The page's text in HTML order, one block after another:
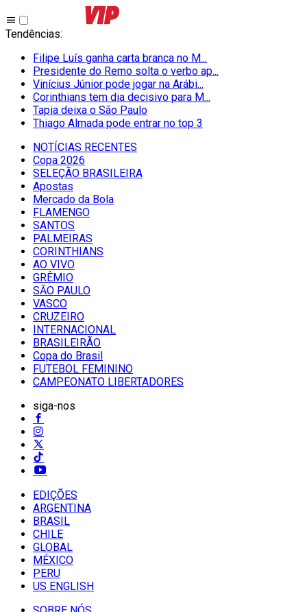
Tendências:
Filipe Luís ganha carta branca no M...
Presidente do Remo solta o verbo ap...
Vinícius Júnior pode jogar na Arábi...
Corinthians tem dia decisivo para M...
Tapia deixa o São Paulo
Thiago Almada pode entrar no top 3
NOTÍCIAS RECENTES
Copa 2026
SELEÇÃO BRASILEIRA
Apostas
Mercado da Bola
FLAMENGO
SANTOS
PALMEIRAS
CORINTHIANS
AO VIVO
GRÊMIO
SĀO PAULO
VASCO
CRUZEIRO
INTERNACIONAL
BRASILEIRÃO
Copa do Brasil
FUTEBOL FEMININO
CAMPEONATO LIBERTADORES
siga-nos
EDIÇÕES
ARGENTINA
BRASIL
CHILE
GLOBAL
MÉXICO
PERU
US ENGLISH